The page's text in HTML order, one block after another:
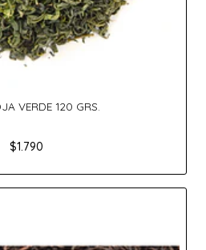
VERDE 120 GRS.
$1.790